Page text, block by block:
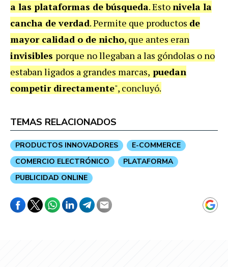
a las plataformas de búsqueda. Estonivela la
cancha de verdad. Permite que productos de
mayor calidad o de nicho, que antes eran
invisibles porque no llegaban a las góndolas o no
estaban ligados a grandes marcas, puedan
competir directamente", concluyó.
TEMAS RELACIONADOS
PRODUCTOS INNOVADORES
E-COMMERCE
COMERCIO ELECTRÓNICO
PLATAFORMA
PUBLICIDAD ONLINE